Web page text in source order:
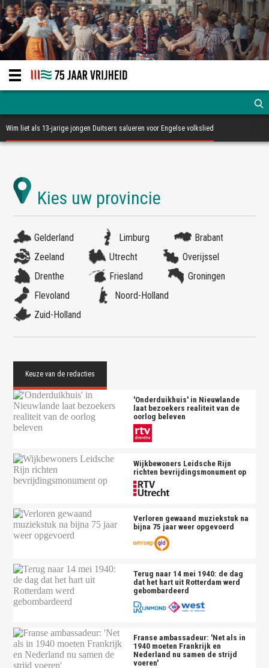
Wim liet als 13-jarige jongen Duitsers salueren voor Engelse volkslied
Gelderland Limburg
Brabant
Zeeland
Utrecht
Overijssel
Drenthe
Friesland
Groningen
Flevoland
Noord-Holland
Zuid-Holland
'Onderduikhuis' in Nieuwlande
laat bezoekers realiteit van de
oorlog beleven
Wijkbewoners Leidsche Rijn
richten bevrijdingsmonument op
Verloren gewaand muziekstuk na
bijna 75 jaar weer opgevoerd
Terug naar 14 mei 1940: de dag
dat het hart uit Rotterdam werd
gebombardeerd
Franse ambassadeur: 'Net als in
1940 moeten Frankrijk en
Nederland nu samen de strijd
voeren'